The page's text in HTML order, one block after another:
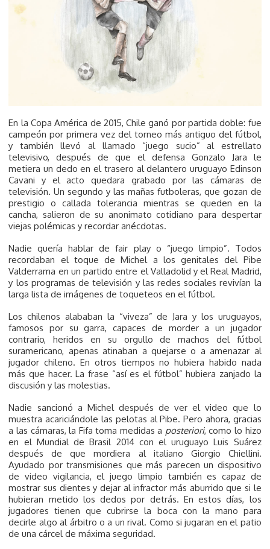
En la Copa América de 2015, Chile ganó por partida doble: fue
campeón por primera vez del torneo más antiguo del fútbol,
y también llevó al llamado “juego sucio” al estrellato
televisivo, después de que el defensa Gonzalo Jara le
metiera un dedo en el trasero al delantero uruguayo Edinson
Cavani y el acto quedara grabado por las cámaras de
televisión. Un segundo y las mañas futboleras, que gozan de
prestigio o callada tolerancia mientras se queden en la
cancha, salieron de su anonimato cotidiano para despertar
viejas polémicas y recordar anécdotas.
Nadie quería hablar de fair play o “juego limpio”. Todos
recordaban el toque de Michel a los genitales del Pibe
Valderrama en un partido entre el Valladolid y el Real Madrid,
y los programas de televisión y las redes sociales revivían la
larga lista de imágenes de toqueteos en el fútbol.
Los chilenos alababan la “viveza” de Jara y los uruguayos,
famosos por su garra, capaces de morder a un jugador
contrario, heridos en su orgullo de machos del fútbol
suramericano, apenas atinaban a quejarse o a amenazar al
jugador chileno. En otros tiempos no hubiera habido nada
más que hacer. La frase “así es el fútbol” hubiera zanjado la
discusión y las molestias.
Nadie sancionó a Michel después de ver el video que lo
muestra acariciándole las pelotas al Pibe. Pero ahora, gracias
a las cámaras, la Fifa toma medidas a posteriori, como lo hizo
en el Mundial de Brasil 2014 con el uruguayo Luis Suárez
después de que mordiera al italiano Giorgio Chiellini.
Ayudado por transmisiones que más parecen un dispositivo
de video vigilancia, el juego limpio también es capaz de
mostrar sus dientes y dejar al infractor más aburrido que si le
hubieran metido los dedos por detrás. En estos días, los
jugadores tienen que cubrirse la boca con la mano para
decirle algo al árbitro o a un rival. Como si jugaran en el patio
de una cárcel de máxima seguridad.